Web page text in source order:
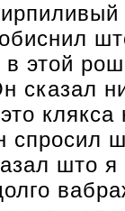
этой
сказал
клякса
спросил
што